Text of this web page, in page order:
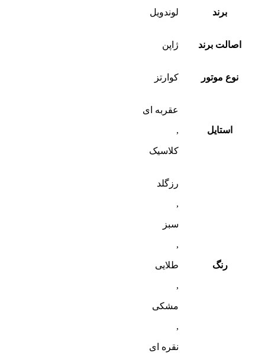
برند لوندویل
اصالت برند ژاپن
نوع موتور کوارتز
استایل
عقربه ای
,
کلاسیک
رنگ
رزگلد
,
سبز
,
طلایی
,
مشکی
,
نقره ای